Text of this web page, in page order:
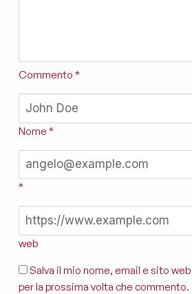
Commento *
Nome *
*
web
Salva il mio nome, email e sito
per la prossima volta che commento.